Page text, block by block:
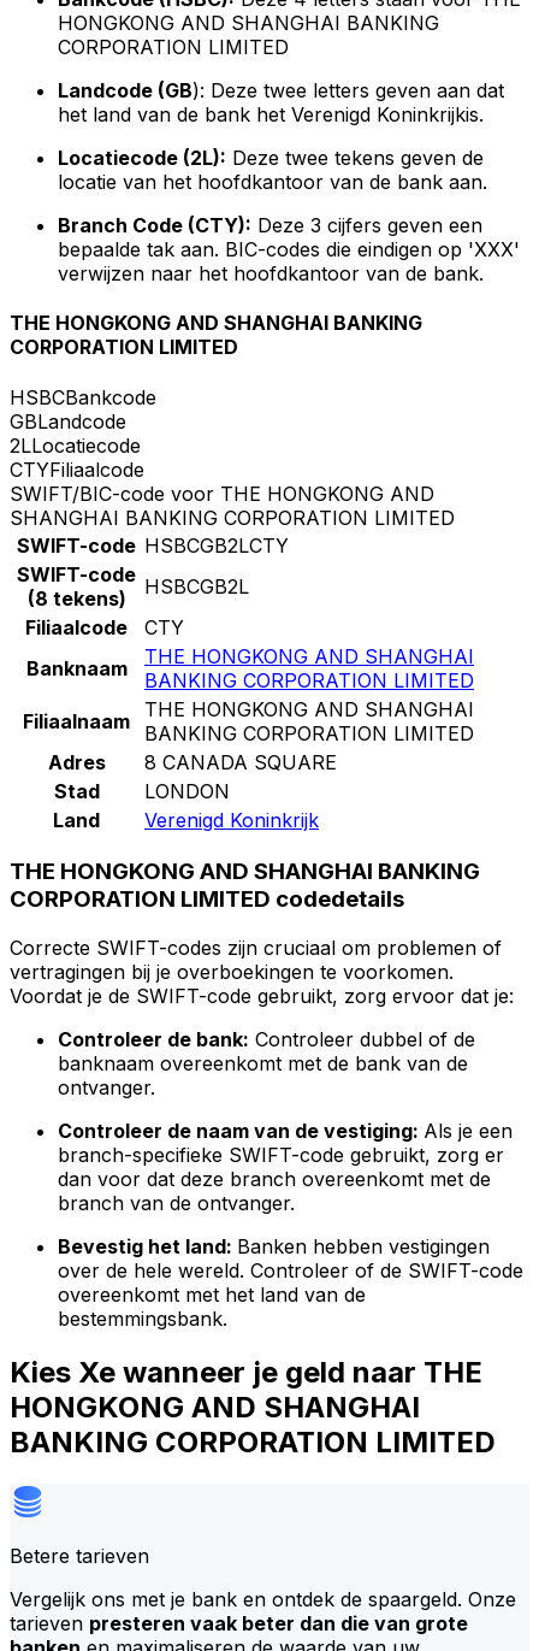
HONGKONG AND SHANGHAI BANKING
CORPORATION LIMITED
Landcode (GB): Deze twee letters geven aan dat
het land van de bank het Verenigd Koninkrijkis.
Locatiecode (2L): Deze twee tekens geven de
locatie van het hoofdkantoor van de bank aan.
Branch Code (CTY): Deze 3 cijfers geven een
bepaalde tak aan. BIC-codes die eindigen op 'XXX'
verwijzen naar het hoofdkantoor van de bank.
THE HONGKONG AND SHANGHAI BANKING
CORPORATION LIMITED
HSBCBankcode
GBLandcode
2LLocatiecode
CTYFiliaalcode
SWIFT/BIC-code voor THE HONGKONG AND
SHANGHAI BANKING CORPORATION LIMITED
SWIFT-code HSBCGB2LCTY
SWIFT-code
(8 tekens)
HSBCGB2L
Filiaalcode
CTY
Banknaam
THE HONGKONG AND SHANGHAI
BANKING CORPORATION LIMITED
Filiaalnaam
THE HONGKONG AND SHANGHAI
BANKING CORPORATION LIMITED
Adres
8 CANADA SQUARE
Stad
LONDON
Land
Verenigd Koninkrijk
THE HONGKONG AND SHANGHAI BANKING
CORPORATION LIMITED codedetails
Correcte SWIFT-codes zijn cruciaal om problemen of
vertragingen bij je overboekingen te voorkomen.
Voordat je de SWIFT-code gebruikt, zorg ervoor dat je:
Controleer de bank: Controleer dubbel of de
banknaam overeenkomt met de bank van de
ontvanger.
Controleer de naam van de vestiging: Als je een
branch-specifieke SWIFT-code gebruikt, zorg er
dan voor dat deze branch overeenkomt met de
branch van de ontvanger.
Bevestig het land: Banken hebben vestigingen
over de hele wereld. Controleer of de SWIFT-code
overeenkomt met het land van de
bestemmingsbank.
Kies Xe wanneer je geld naar THE
HONGKONG AND SHANGHAI
BANKING CORPORATION LIMITED
Betere tarieven
Vergelijk ons met je bank en ontdek de spaargeld. Onze
tarieven presteren vaak beter dan die van grote